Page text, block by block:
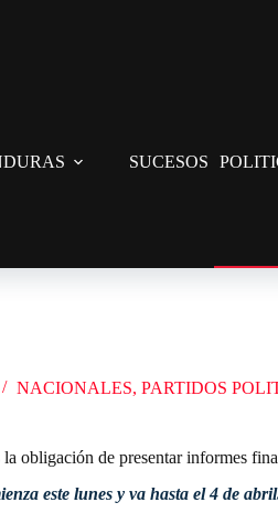
SUCESOS
NACIONALES, PARTIDOS
obligación de presentar informes
este lunes y va hasta el 4 de